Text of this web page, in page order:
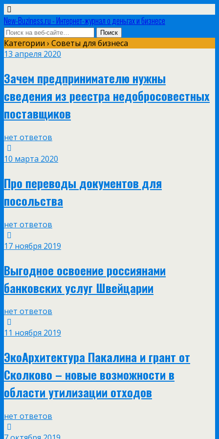
New-Buziness.ru - Интернет-журнал о деньгах и бизнесе
Категории › Советы для бизнеса
13 апреля 2020
Зачем предпринимателю нужны
сведения из реестра недобросовестных
поставщиков
нет ответов
10 марта 2020
Про переводы документов для
посольства
нет ответов
17 ноября 2019
Выгодное освоение россиянами
банковских услуг Швейцарии
нет ответов
11 ноября 2019
ЭкоАрхитектура Пакалина и грант от
Сколково – новые возможности в
области утилизации отходов
нет ответов